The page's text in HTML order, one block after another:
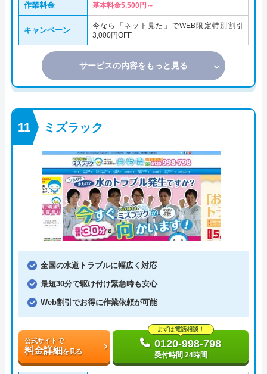
作業料金 基本料金5,500円～
キャンペーン
今なら「ネット見た」でWEB限定特別割引
3,000円OFF
サービスの内容をもっと見る
ミズラック
全国の水道トラブルに幅広く対応
最短30分で駆け付け緊急時も安心
Web割引でお得に作業依頼が可能
公式サイトで
料金詳細を見る
まずは電話相談！
0120-998-798
受付時間 24時間